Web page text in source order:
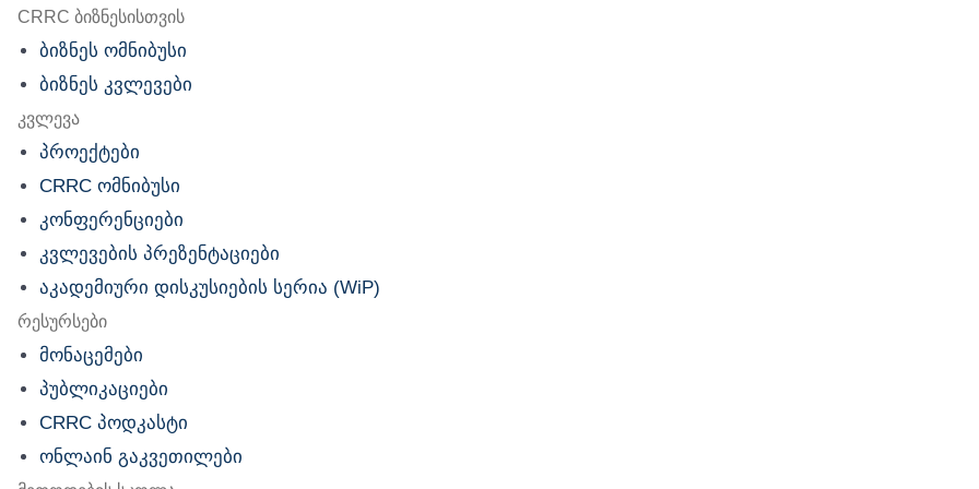
CRRC ბიზნესისთვის
ბიზნეს ომნიბუსი
ბიზნეს კვლევები
კვლევა
პროექტები
CRRC ომნიბუსი
კონფერენციები
კვლევების პრეზენტაციები
აკადემიური დისკუსიების სერია (WiP)
რესურსები
მონაცემები
პუბლიკაციები
CRRC პოდკასტი
ონლაინ გაკვეთილები